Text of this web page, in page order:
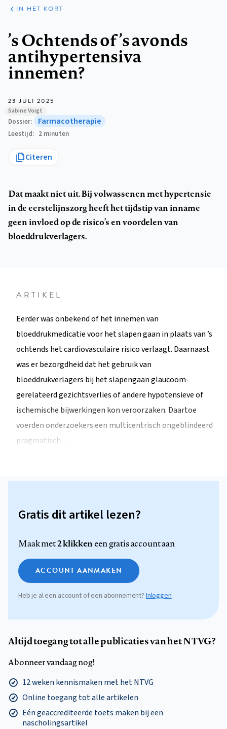
ARTIKELEN
HET
KORT
IN HET KORT
’s Ochtends of ’s avonds
antihypertensiva
innemen?
23 JULI 2025
Sabine Voigt
Dossier Farmacotherapie
Leestijd 2 minuten
Citeren
Dat maakt niet uit. Bij volwassenen met hypertensie
in de eerstelijnszorg heeft het tijdstip van inname
geen invloed op de risico’s en voordelen van
bloeddrukverlagers.
ARTIKEL
Eerder was onbekend of het innemen van
bloeddrukmedicatie voor het slapen gaan in plaats van ’s
ochtends het cardiovasculaire risico verlaagt. Daarnaast
was er bezorgdheid dat het gebruik van
bloeddrukverlagers bij het slapengaan glaucoom-
gerelateerd gezichtsverlies of andere hypotensieve of
ischemische bijwerkingen kon veroorzaken. Daartoe
voerden onderzoekers een multicentrisch ongeblindeerd
pragmatisch…
Gratis dit artikel lezen?
Maak met2 klikkeneen gratis account aan
ACCOUNT AANMAKEN
Heb je al een account of een abonnement? Inloggen
Altijd toegang tot alle publicaties van het NTVG?
Abonneer vandaag nog!
12 weken kennismaken met het NTVG
Online toegang tot alle artikelen
Eén geaccrediteerde toets maken bij een
nascholingsartikel